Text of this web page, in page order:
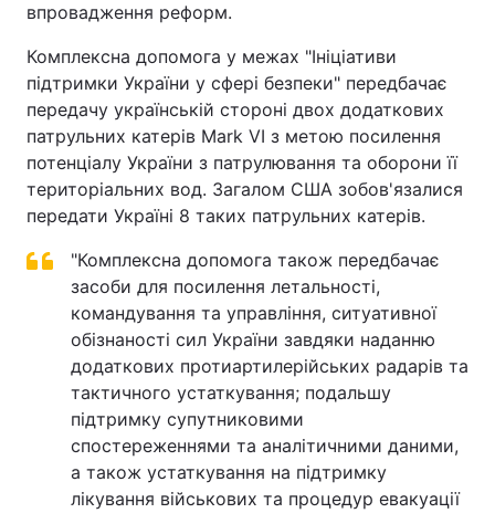
впровадження реформ.
Комплексна допомога у межах "Ініціативи
підтримки України у сфері безпеки" передбачає
передачу українській стороні двох додаткових
патрульних катерів Mark VI з метою посилення
потенціалу України з патрулювання та оборони її
територіальних вод. Загалом США зобов'язалися
передати Україні 8 таких патрульних катерів.
"Комплексна допомога також передбачає
засоби для посилення летальності,
командування та управління, ситуативної
обізнаності сил України завдяки наданню
додаткових протиартилерійських радарів та
тактичного устаткування; подальшу
підтримку супутниковими
спостереженнями та аналітичними даними,
а також устаткування на підтримку
лікування військових та процедур евакуації